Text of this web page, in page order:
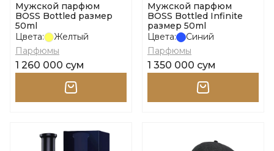
Мужской парфюм
BOSS Bottled размер
50ml
Цвета:
Желтый
Парфюмы
1 260 000 сум
Мужской парфюм
BOSS Bottled Infinite
размер 50ml
Цвета:
Синий
Парфюмы
1 350 000 сум